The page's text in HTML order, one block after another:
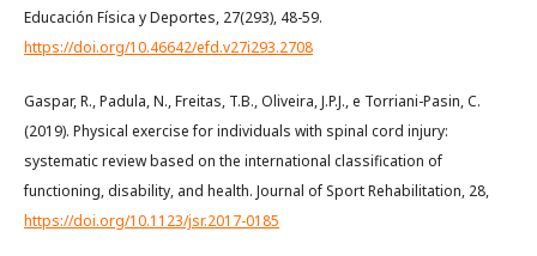
Educación Física y Deportes, 27(293), 48-59.
https://doi.org/10.46642/efd.v27i293.2708
Gaspar, R., Padula, N., Freitas, T.B., Oliveira, J.P.J., e Torriani-Pasin, C.
(2019). Physical exercise for individuals with spinal cord injury:
systematic review based on the international classification of
functioning, disability, and health. Journal of Sport Rehabilitation, 28,
https://doi.org/10.1123/jsr.2017-0185